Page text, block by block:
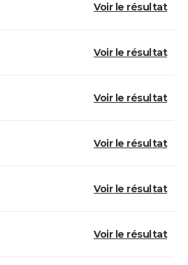
Voir le résultat
Voir le résultat
Voir le résultat
Voir le résultat
Voir le résultat
Voir le résultat